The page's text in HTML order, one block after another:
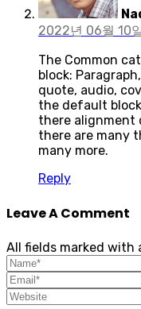
2022년 06월 10
The Common
block:
quote, audio,
the default
there alignment
there are many
many more.
Reply
Leave A Comment
All fields marked with